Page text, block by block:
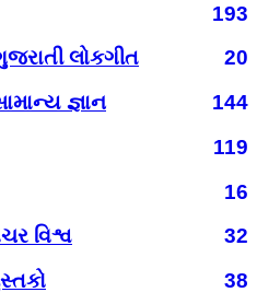
193
લોકગીત
20
જ્ઞાન
144
119
16
વિશ્વ
32
38